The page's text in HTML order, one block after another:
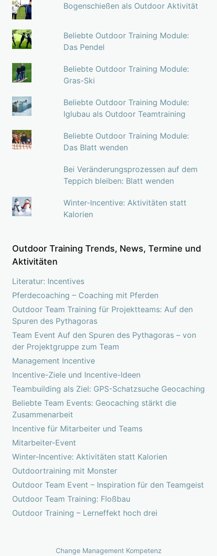
Bogenschießen als Outdoor Aktivität
Beliebte Outdoor Training Module:
Das Pendel
Beliebte Outdoor Training Module:
Gras-Ski
Beliebte Outdoor Training Module:
Iglubau als Outdoor Teamtraining
Beliebte Outdoor Training Module:
Das Blatt wenden
Bei Veränderungsprozessen auf dem
Teppich bleiben: Blatt wenden
Winter-Incentive: Aktivitäten statt
Kalorien
Outdoor Training Trends, News, Termine und
Aktivitäten
Literatur: Incentives
Pferdecoaching – Coaching mit Pferden
Outdoor Team Training für Projektteams: Auf den
Spuren des Pythagoras
Team Event Auf den Spuren des Pythagoras – von
der Projektgruppe zum Team
Management Incentive
Incentive-Ziele und Incentive-Ideen
Teambuilding als Ziel: GPS-Schatzsuche Geocaching
Beliebte Team Events: Geocaching stärkt die
Zusammenarbeit
Incentive für Mitarbeiter und Teams
Mitarbeiter-Event
Winter-Incentive: Aktivitäten statt Kalorien
Outdoortraining mit Monster
Outdoor Team Event – Inspiration für den Teamgeist
Outdoor Team Training: Floßbau
Outdoor Training – Lerneffekt hoch drei
Change Management Kompetenz